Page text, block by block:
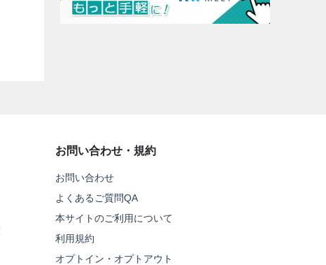
お問い合わせ・規約
お問い合わせ
よくあるご質問QA
本サイトのご利用について
利用規約
オプトイン・オプトアウト